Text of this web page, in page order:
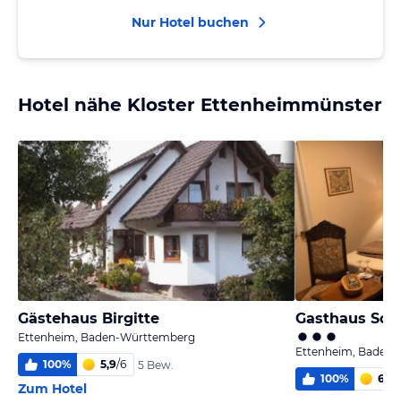
Nur Hotel buchen
Hotel nähe Kloster Ettenheimmünster
Gästehaus Birgitte
Ettenheim, Baden-Württemberg
100% 5,9/6 5 Bew.
Zum Hotel
Gasthaus
Ettenheim,
100% 6,0